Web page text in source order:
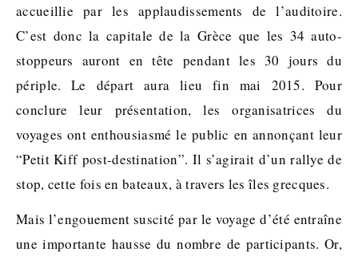
accueillie par les applaudissements de l’auditoire.
C’est donc la capitale de la Grèce que les 34 auto-
stoppeurs auront en tête pendant les 30 jours du
périple. Le départ aura lieu fin mai 2015. Pour
conclure leur présentation, les organisatrices du
voyages ont enthousiasmé le public en annonçant leur
“Petit Kiff post-destination”. Il s’agirait d’un rallye de
stop, cette fois en bateaux, à travers les îles grecques.
Mais l’engouement suscité par le voyage d’été entraîne
une importante hausse du nombre de participants. Or,